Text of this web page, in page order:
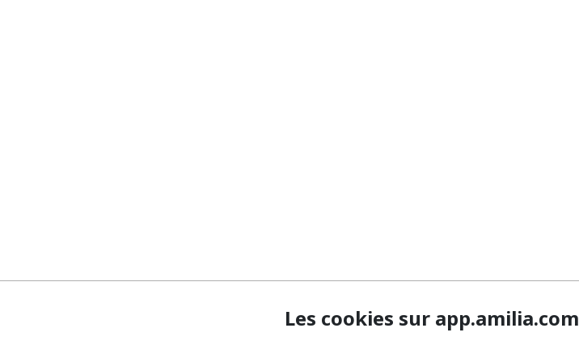
Les cookies sur app.amilia.com